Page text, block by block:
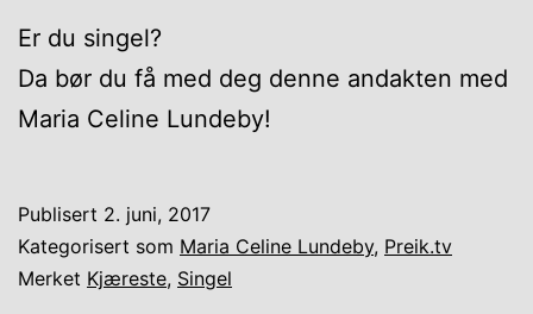
Er du singel?
Da bør du få med deg denne andakten med
Maria Celine Lundeby!
Publisert 2. juni, 2017
Kategorisert som Maria Celine Lundeby, Preik.tv
Merket Kjæreste, Singel